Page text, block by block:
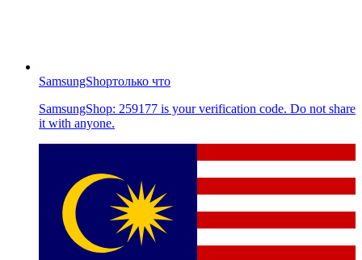
SamsungShopтолько что
SamsungShop: 259177 is your verification code. Do not share
it with anyone.